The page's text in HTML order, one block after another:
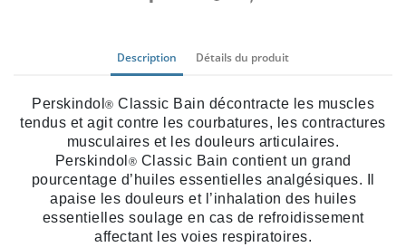
Description Détails du produit
Perskindol ® Classic Bain décontracte les muscles
tendus et agit contre les courbatures, les contractures
musculaires et les douleurs articulaires.
Perskindol ® Classic Bain contient un grand
pourcentage d’huiles essentielles analgésiques. Il
apaise les douleurs et l’inhalation des huiles
essentielles soulage en cas de refroidissement
affectant les voies respiratoires.